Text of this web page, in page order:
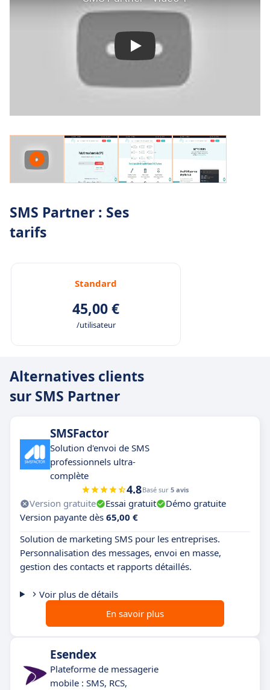
SMS Partner : Ses
tarifs
Standard
45,00 €
/utilisateur
Alternatives clients
sur SMS Partner
SMSFactor
Solution d'envoi de SMS
professionnels ultra-
complète
4.8Basé sur 5 avis
Version gratuite Essai gratuit
Démo gratuite
Version payante dès 65,00 €
Solution de marketing SMS pour les entreprises.
Personnalisation des messages, envoi en masse,
gestion des contacts et rapports détaillés.
Voir plus de détails
En savoir plus
Esendex
Plateforme de messagerie
mobile : SMS, RCS,